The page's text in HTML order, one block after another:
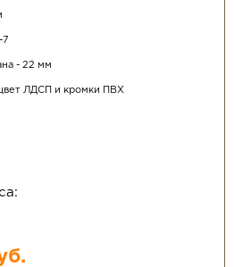
7
- 22 мм
ЛДСП и кромки ПВХ